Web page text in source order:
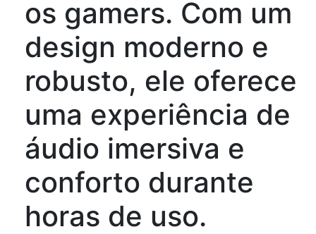
os gamers. Com um
design moderno e
robusto, ele oferece
uma experiência de
áudio imersiva e
conforto durante
horas de uso.